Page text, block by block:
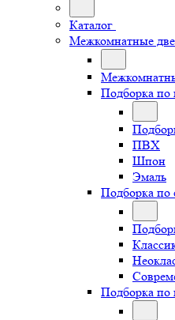
Каталог
Межкомнатные
Подборка
ПВХ
Шпон
Эмаль
Подборка по
Подборка по